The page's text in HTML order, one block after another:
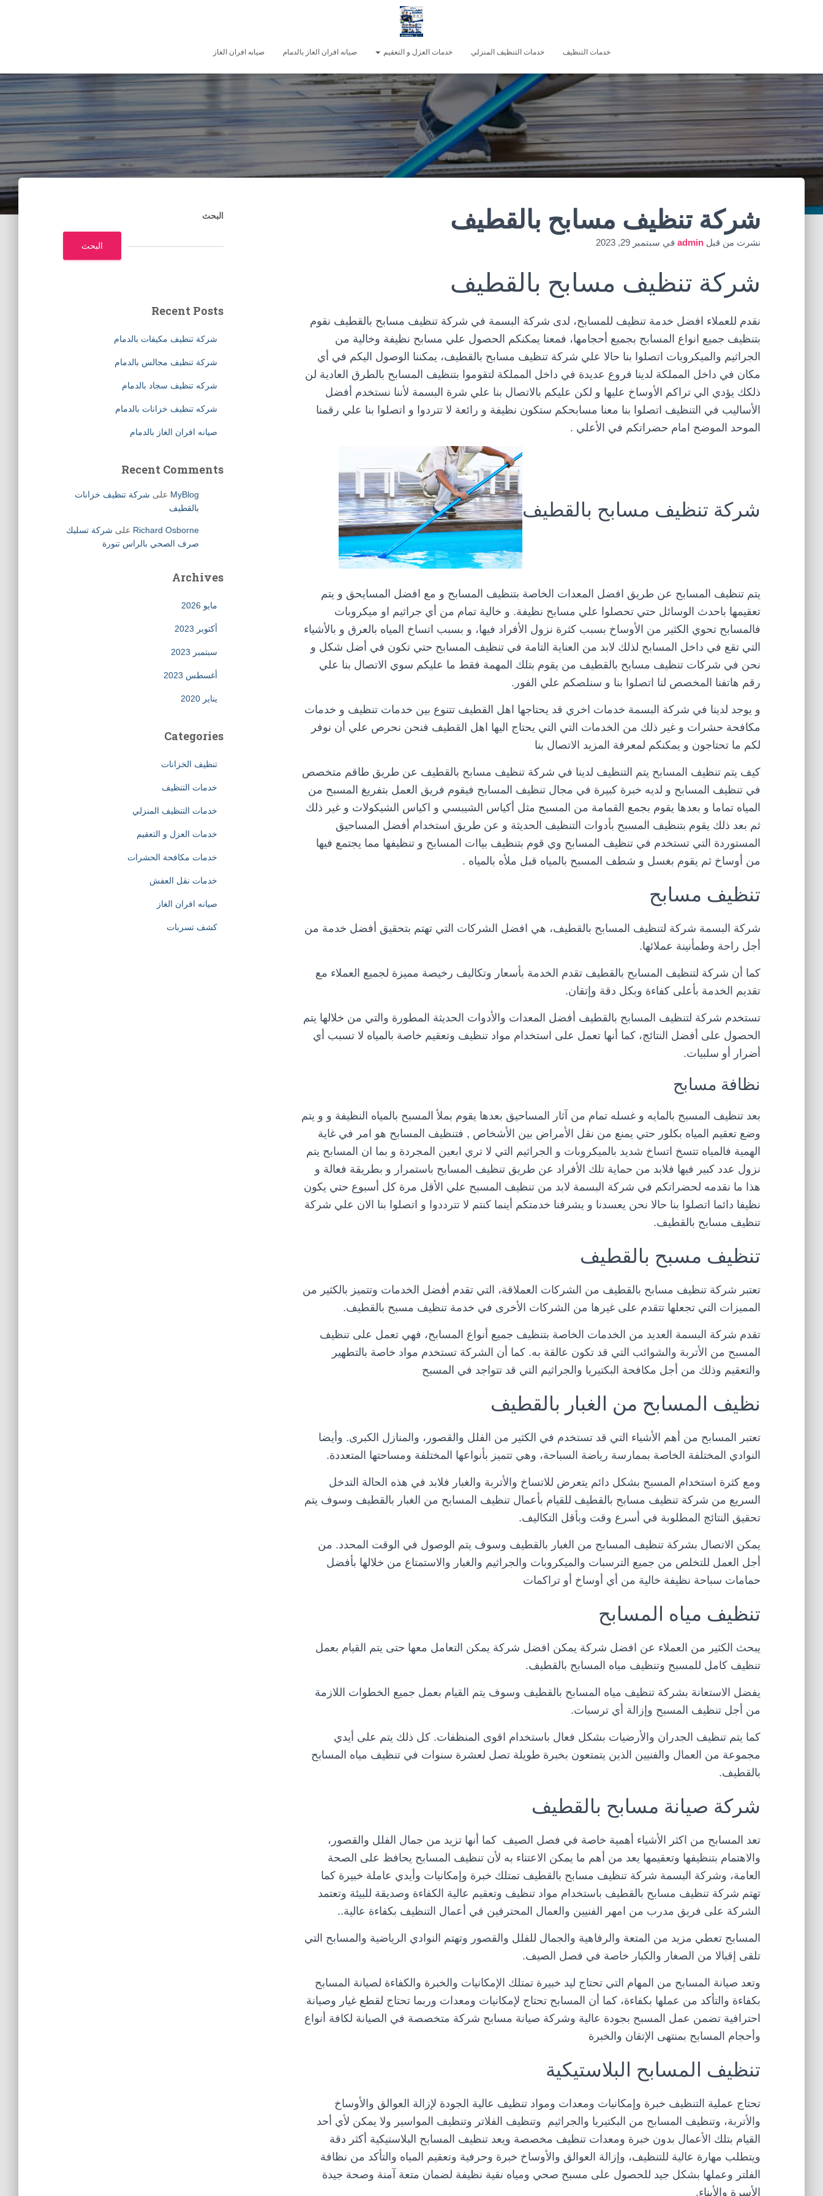
خدمات التنظيف خدمات التنظيف المنزلي خدمات العزل و التعقيم صيانه افران الغاز بالدمام صيانه افران الغاز
شركة تنظيف مسابح بالقطيف
نشرت من قبل admin في سبتمبر 29, 2023
شركة تنظيف مسابح بالقطيف
نقدم للعملاء افضل خدمة تنظيف للمسابح، لدى شركة البسمة في شركة تنظيف مسابح بالقطيف نقوم
بتنظيف جميع انواع المسابح بجميع أحجامها، فمعنا يمكنكم الحصول علي مسابح نظيفة وخالية من
الجراثيم والميكروبات اتصلوا بنا حالا علي شركة تنظيف مسابح بالقطيف، يمكننا الوصول اليكم في أي
مكان في داخل المملكة لدينا فروع عديدة في داخل المملكة لتقوموا بتنظيف المسابح بالطرق العادية لن
ذلكك يؤدي الي تراكم الأوساخ عليها و لكن عليكم بالاتصال بنا علي شرة البسمة لأننا نستخدم أفضل
الأساليب في التنظيف اتصلوا بنا معنا مسابحكم ستكون نظيفة و رائعة لا تتردوا و اتصلوا بنا علي رقمنا
الموحد الموضح امام حضراتكم في الأعلي .
شركة تنظيف مسابح بالقطيف
يتم تنظيف المسابح عن طريق افضل المعدات الخاصة بتنظيف المسابح و مع افضل المسايحق و يتم
تعقيمها باحدث الوسائل حتي تحصلوا علي مسابح نظيفة. و خالية تمام من أي جراثيم او ميكروبات
فالمسابح تحوي الكثير من الأوساخ بسبب كثرة نزول الأفراد فيها، و بسبب اتساخ المياه بالعرق و بالأشياء
التي تقع في داخل المسابح لذلك لابد من العناية التامة في تنظيف المسابح حتي تكون في أضل شكل و
نحن في شركات تنظيف مسابح بالقطيف من يقوم بتلك المهمة فقط ما عليكم سوي الاتصال بنا علي
رقم هاتفنا المخصص لنا اتصلوا بنا و سنلصكم علي الفور.
و يوجد لدينا في شركة البسمة خدمات اخري قد يحتاجها اهل القطيف تتنوع بين خدمات تنظيف و خدمات
مكافحة حشرات و غير ذلك من الخدمات التي التي يحتاج اليها اهل القطيف فنحن نحرص علي أن نوفر
لكم ما تحتاجون و يمكنكم لمعرفة المزيد الاتصال بنا
كيف يتم تنظيف المسابح يتم التنظيف لدينا في شركة تنظيف مسابح بالقطيف عن طريق طاقم متخصص
في تنظيف المسابح و لديه خبرة كبيرة في مجال تنظيف المسابح فيقوم فريق العمل بتفريغ المسبح من
المياه تماما و بعدها يقوم بجمع القمامة من المسبح مثل أكياس الشيبسي و اكياس الشيكولات و غير ذلك
ثم بعد ذلك يقوم بتنظيف المسبح بأدوات التنظيف الحديثة و عن طريق استخدام أفضل المساحيق
المستوردة التي تستخدم في تنظيف المسابح وي قوم بتنظيف بياات المسابح و تنظيفها مما يجتمع فيها
من أوساخ ثم يقوم بغسل و شطف المسبح بالمياه قبل ملأه بالمياه .
تنظيف مسابح
شركة البسمة شركة لتنظيف المسابح بالقطيف، هي افضل الشركات التي تهتم بتحقيق أفضل خدمة من
أجل راحة وطمأنينة عملائها.
كما أن شركة لتنظيف المسابح بالقطيف تقدم الخدمة بأسعار وتكاليف رخيصة مميزة لجميع العملاء مع
تقديم الخدمة بأعلى كفاءة وبكل دقة وإتقان.
تستخدم شركة لتنظيف المسابح بالقطيف أفضل المعدات والأدوات الحديثة المطورة والتي من خلالها يتم
الحصول على أفضل النتائج، كما أنها تعمل على استخدام مواد تنظيف وتعقيم خاصة بالمياه لا تسبب أي
أضرار أو سلبيات.
نظافة مسابح
بعد تنظيف المسبح بالمايه و غسله تمام من آثار المساحيق بعدها يقوم بملأ المسبح بالمياه النظيفة و و يتم
وضع تعقيم المياه بكلور حتي يمنع من نقل الأمراض بين الأشخاص , فتنظيف المسابح هو امر في غاية
الهمية فالمياه تتسخ اتساخ شديد بالميكروبات و الجراثيم التي لا تري ابعين المجردة و بما ان المسابح يتم
نزول عدد كبير فيها فلابد من حماية تلك الأفراد عن طريق تنظيف المسابح باستمرار و بطريقة فعالة و
هذا ما نقدمه لحضراتكم في شركة البسمة لابد من تنظيف المسبح علي الأقل مرة كل أسبوع حتي يكون
نظيفا دائما اتصلوا بنا حالا نحن يعسدنا و يشرفنا خدمتكم أينما كنتم لا تترددوا و اتصلوا بنا الان علي شركة
تنظيف مسابح بالقطيف.
تنظيف مسبح بالقطيف
تعتبر شركة تنظيف مسابح بالقطيف من الشركات العملاقة، التي تقدم أفضل الخدمات وتتميز بالكثير من
المميزات التي تجعلها تتقدم على غيرها من الشركات الأخرى في خدمة تنظيف مسبح بالقطيف.
تقدم شركة البسمة العديد من الخدمات الخاصة بتنظيف جميع أنواع المسابح، فهي تعمل على تنظيف
المسبح من الأتربة والشوائب التي قد تكون عالقة به. كما أن الشركة تستخدم مواد خاصة بالتطهير
والتعقيم وذلك من أجل مكافحة البكتيريا والجراثيم التي قد تتواجد في المسبح
نظيف المسابح من الغبار بالقطيف
تعتبر المسابح من أهم الأشياء التي قد تستخدم في الكثير من الفلل والقصور، والمنازل الكبرى. وأيضا
النوادي المختلفة الخاصة بممارسة رياضة السباحة، وهي تتميز بأنواعها المختلفة ومساحتها المتعددة.
ومع كثرة استخدام المسبح بشكل دائم يتعرض للاتساخ والأتربة والغبار فلابد في هذه الحالة التدخل
السريع من شركة تنظيف مسابح بالقطيف للقيام بأعمال تنظيف المسابح من الغبار بالقطيف وسوف يتم
تحقيق النتائج المطلوبة في أسرع وقت وبأقل التكاليف.
يمكن الاتصال بشركة تنظيف المسابح من الغبار بالقطيف وسوف يتم الوصول في الوقت المحدد. من
أجل العمل للتخلص من جميع الترسبات والميكروبات والجراثيم والغبار والاستمتاع من خلالها بأفضل
حمامات سباحة نظيفة خالية من أي أوساخ أو تراكمات
تنظيف مياه المسابح
يبحث الكثير من العملاء عن افضل شركة يمكن افضل شركة يمكن التعامل معها حتى يتم القيام بعمل
تنظيف كامل للمسبح وتنظيف مياه المسابح بالقطيف.
يفضل الاستعانة بشركة تنظيف مياه المسابح بالقطيف وسوف يتم القيام بعمل جميع الخطوات اللازمة
من أجل تنظيف المسبح وإزالة أي ترسبات.
كما يتم تنظيف الجدران والأرضيات بشكل فعال باستخدام اقوى المنظفات. كل ذلك يتم على أيدي
مجموعة من العمال والفنيين الذين يتمتعون بخبرة طويلة تصل لعشرة سنوات في تنظيف مياه المسابح
بالقطيف.
شركة صيانة مسابح بالقطيف
تعد المسابح من اكثر الأشياء أهمية خاصة في فصل الصيف كما أنها تزيد من جمال الفلل والقصور،
والاهتمام بتنظيفها وتعقيمها يعد من أهم ما يمكن الاعتناء به لأن تنظيف المسابح يحافظ على الصحة
العامة، وشركة البسمة شركة تنظيف مسابح بالقطيف تمتلك خبرة وإمكانيات وأيدي عاملة خبيرة كما
تهتم شركة تنظيف مسابح بالقطيف باستخدام مواد تنظيف وتعقيم عالية الكفاءة وصديقة للبيئة وتعتمد
الشركة على فريق مدرب من امهر الفنيين والعمال المحترفين في أعمال التنظيف بكفاءة عالية..
المسابح تعطي مزيد من المتعة والرفاهية والجمال للفلل والقصور وتهتم النوادي الرياضية والمسابح التي
تلقى إقبالا من الصغار والكبار خاصة في فصل الصيف.
وتعد صيانة المسابح من المهام التي تحتاج ليد خبيرة تمتلك الإمكانيات والخبرة والكفاءة لصيانة المسابح
بكفاءة والتأكد من عملها بكفاءة، كما أن المسابح تحتاج لإمكانيات ومعدات وربما تحتاج لقطع غيار وصيانة
احترافية تضمن عمل المسبح بجودة عالية وشركة صيانة مسابح شركة متخصصة في الصيانة لكافة أنواع
وأحجام المسابح بمنتهى الإتقان والخبرة
تنظيف المسابح البلاستيكية
تحتاج عملية التنظيف خبرة وإمكانيات ومعدات ومواد تنظيف عالية الجودة لإزالة العوالق والأوساخ
والأتربة، وتنظيف المسابح من البكتيريا والجراثيم وتنظيف الفلاتر وتنظيف المواسير ولا يمكن لأي أحد
القيام بتلك الأعمال بدون خبرة ومعدات تنظيف مخصصة ويعد تنظيف المسابح البلاستيكية أكثر دقة
ويتطلب مهارة عالية للتنظيف، وإزالة العوالق والأوساخ خبرة وحرفية وتعقيم المياه والتأكد من نظافة
الفلتر وعملها بشكل جيد للحصول على مسبح صحي ومياه نقية نظيفة لضمان متعة آمنة وصحة جيدة
الأسرة والأبناء.
البحث
البحث
Recent Posts
شركة تنظيف مكيفات بالدمام
شركة تنظيف مجالس بالدمام
شركه تنظيف سجاد بالدمام
شركه تنظيف خزانات بالدمام
صيانه افران الغاز بالدمام
Recent Comments
MyBlog على شركة تنظيف خزانات
بالقطيف
Richard Osborne على شركة تسليك
صرف الصحي بالراس تنورة
Archives
مايو 2026
أكتوبر 2023
سبتمبر 2023
أغسطس 2023
يناير 2020
Categories
تنظيف الخزانات
خدمات التنظيف
خدمات التنظيف المنزلي
خدمات العزل و التعقيم
خدمات مكافحة الحشرات
خدمات نقل العفش
صيانه افران الغاز
كشف تسربات